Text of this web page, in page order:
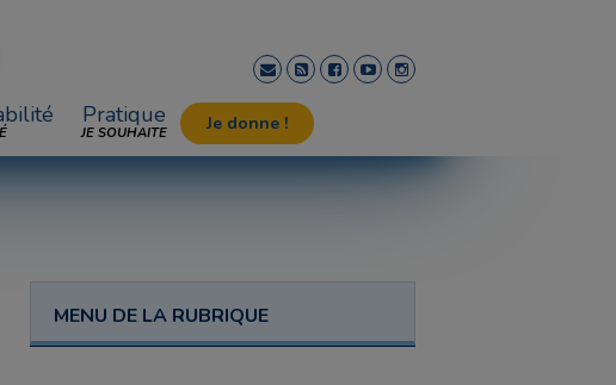
Pratique
JE SOUHAITE Je donne !
MENU DE LA RUBRIQUE